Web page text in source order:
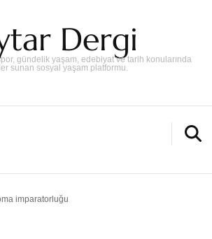
Dergi
gündelik yaşam, edebiyat ve tarih konularında
sunan sosyal yaşam platformu.
imparatorluğu